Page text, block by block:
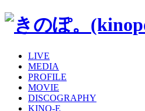
LIVE
MEDIA
PROFILE
MOVIE
DISCOGRAPHY
KINO-E